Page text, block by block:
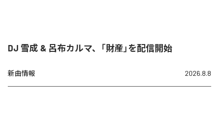
DJ 雪成 & 呂布カルマ、「財産」を配信開始
新曲情報 2026.8.8